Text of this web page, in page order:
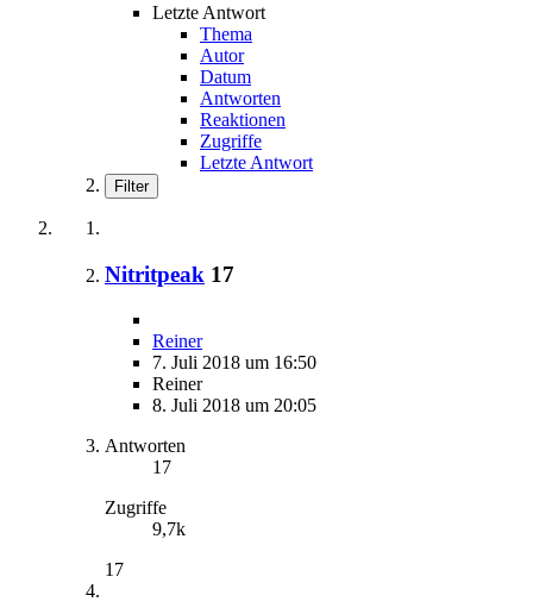
Letzte Antwort
Thema
Autor
Datum
Antworten
Reaktionen
Zugriffe
Letzte Antwort
Filter
Nitritpeak 17
Reiner
7. Juli 2018 um 16:50
Reiner
8. Juli 2018 um 20:05
Antworten
17
Zugriffe
9,7k
17